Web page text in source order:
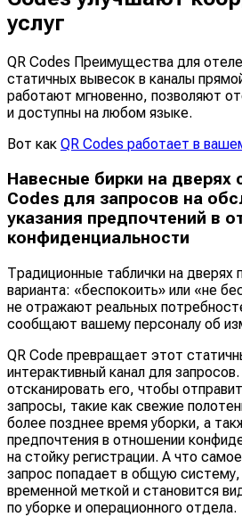
услуг
QR Codes Преимущества для
статичных вывесок в каналы
работают мгновенно, позволяют
и доступны на любом языке.
Вот как QR Codes работает в
Навесные бирки на дверях
Codes для запросов на
указания предпочтений в
конфиденциальности
Традиционные таблички на дверях
варианта: «беспокоить» или «не
не отражают реальных
сообщают вашему персоналу об
QR Code превращает этот
интерактивный канал для
отсканировать его, чтобы
запросы, такие как свежие
более позднее время уборки, а
предпочтения в отношении
на стойку регистрации. А что
запрос попадает в общую
временной меткой и становится
по уборке и операционного отдела.